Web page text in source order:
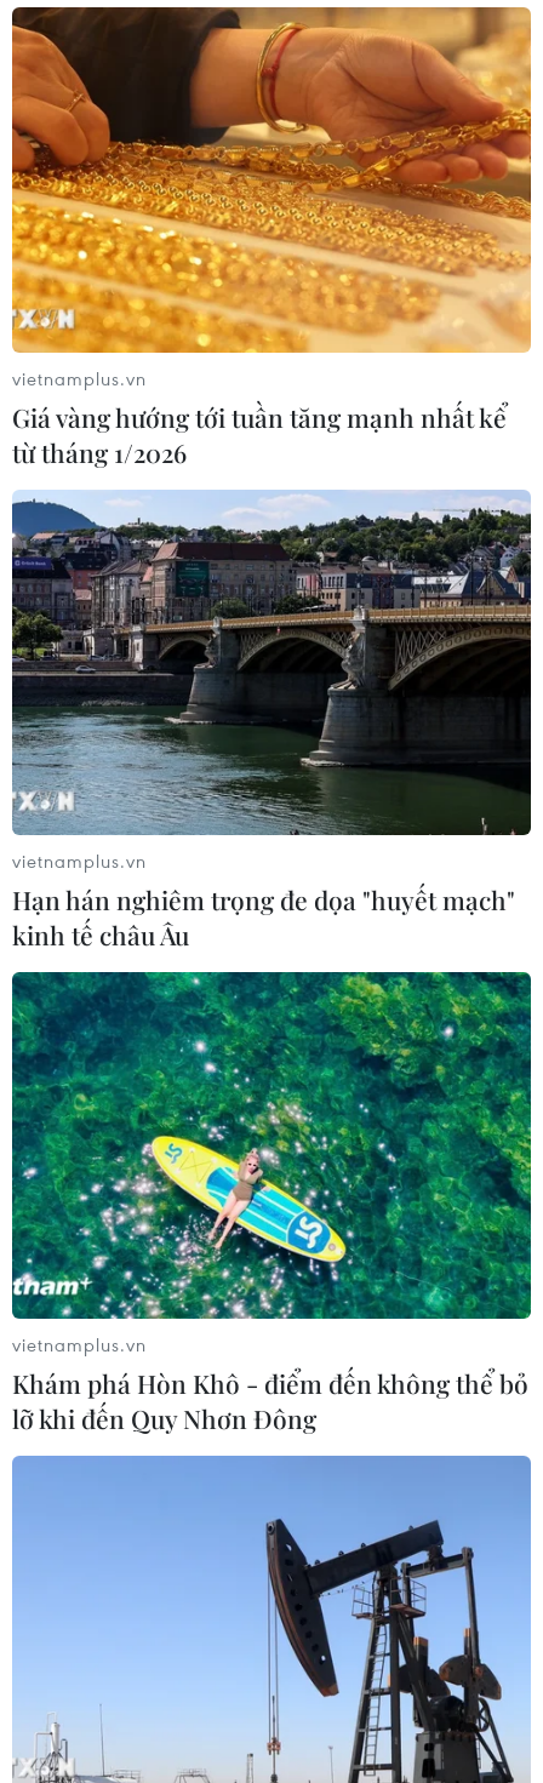
TIN CÙNG CHUYÊN MỤC
Xem trực tiếp Việt Nam-Campuchia
tại ASEAN Cup 2026 trên kênh nào?
Nhận định Singapore vs
Indonesia (20h ngày 7/8): Cuộc quyết
đấu giành tấm vé bán kết duy nhất
Cục diện ASEAN Cup: Việt Nam
vietnamplus.vn
Giá vàng hướng tới tuần tăng mạnh nhất kể
từ tháng 1/2026
vietnamplus.vn
Hạn hán nghiêm trọng đe dọa "huyết mạch"
kinh tế châu Âu
vietnamplus.vn
Khám phá Hòn Khô - điểm đến không thể bỏ
lỡ khi đến Quy Nhơn Đông